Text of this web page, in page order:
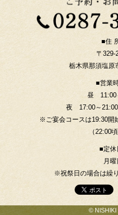
■住
〒329-
栃木県那須塩原
■営業
昼 11:00
夜 17:00～21:00
※ご宴会コースは19:30開
（22:00
■定休
月曜
※祝祭日の場合は繰
© NISHIKI